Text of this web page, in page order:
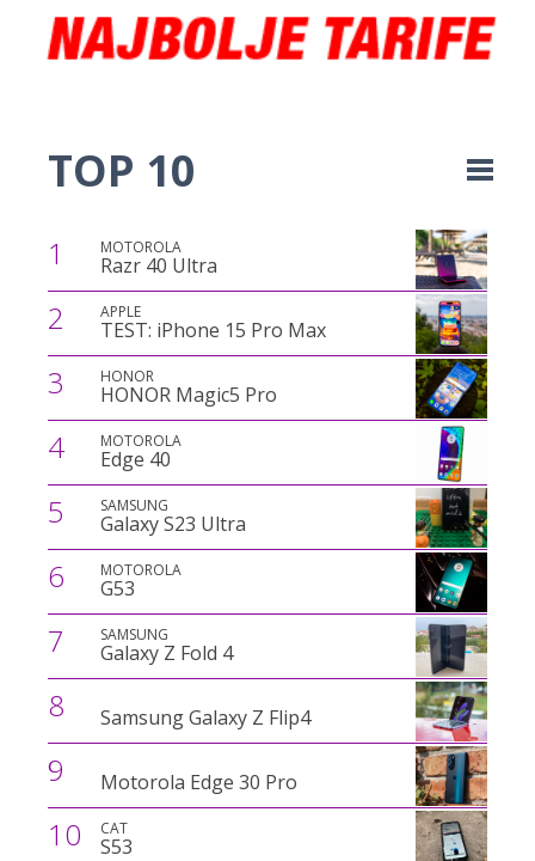
TOP 10
1 MOTOROLA
Razr 40 Ultra
2 APPLE
TEST: iPhone 15 Pro Max
3 HONOR
HONOR Magic5 Pro
4 MOTOROLA
Edge 40
5 SAMSUNG
Galaxy S23 Ultra
6 MOTOROLA
G53
7 SAMSUNG
Galaxy Z Fold 4
8 Samsung Galaxy Z Flip4
9 Motorola Edge 30 Pro
10 CAT
S53